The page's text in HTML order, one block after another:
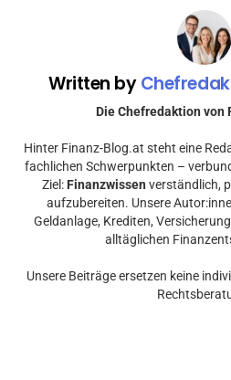
Written by
Die Chefredaktion von
Hinter Finanz-Blog.at steht eine
fachlichen Schwerpunkten –
Ziel: Finanzwissen verständlich,
aufzubereiten. Unsere
Geldanlage, Krediten,
alltäglichen
Unsere Beiträge ersetzen keine